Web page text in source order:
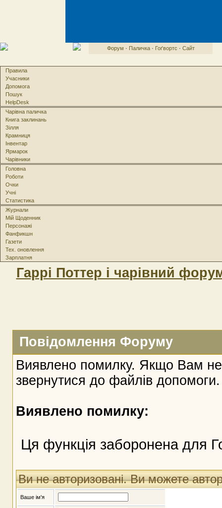
Форум · Паличка· Гоґвортс · Сайт
Правила
Учасники
Допомога
Пошук
HelpDesk
Чарівна паличка
Книга заклинань
Зілля
Крамниця
Інвентар
Ярмарок
Чарівники
Головна
Роботи
Очки
Учні
Статистика
Журнали
Мій Щоденник
Персонажі
Фанфикшн
Газети
Тех. оновлення
Зарплатня
Гаррі Поттер і чарівний
Повідомлення Форуму
Виявлено помилку. Якщо Вам
звернутися до файлів допомоги.
Виявлено помилку:
Ця функція заборонена для
Ви не авторизовані. Ви можете
Ваше ім'я